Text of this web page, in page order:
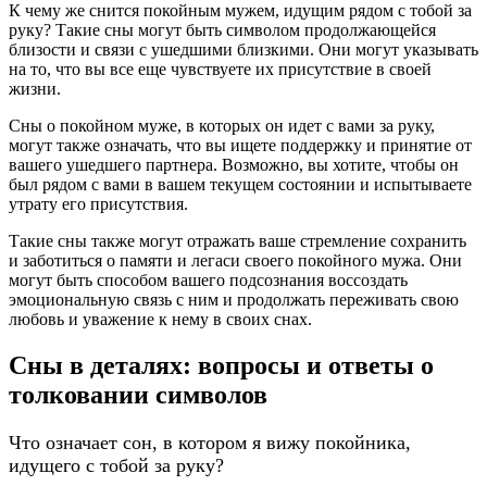
К чему же снится покойным мужем, идущим рядом с тобой за
руку? Такие сны могут быть символом продолжающейся
близости и связи с ушедшими близкими. Они могут указывать
на то, что вы все еще чувствуете их присутствие в своей
жизни.
Сны о покойном муже, в которых он идет с вами за руку,
могут также означать, что вы ищете поддержку и принятие от
вашего ушедшего партнера. Возможно, вы хотите, чтобы он
был рядом с вами в вашем текущем состоянии и испытываете
утрату его присутствия.
Такие сны также могут отражать ваше стремление сохранить
и заботиться о памяти и легаси своего покойного мужа. Они
могут быть способом вашего подсознания воссоздать
эмоциональную связь с ним и продолжать переживать свою
любовь и уважение к нему в своих снах.
Сны в деталях: вопросы и ответы о
толковании символов
Что означает сон, в котором я вижу покойника,
идущего с тобой за руку?